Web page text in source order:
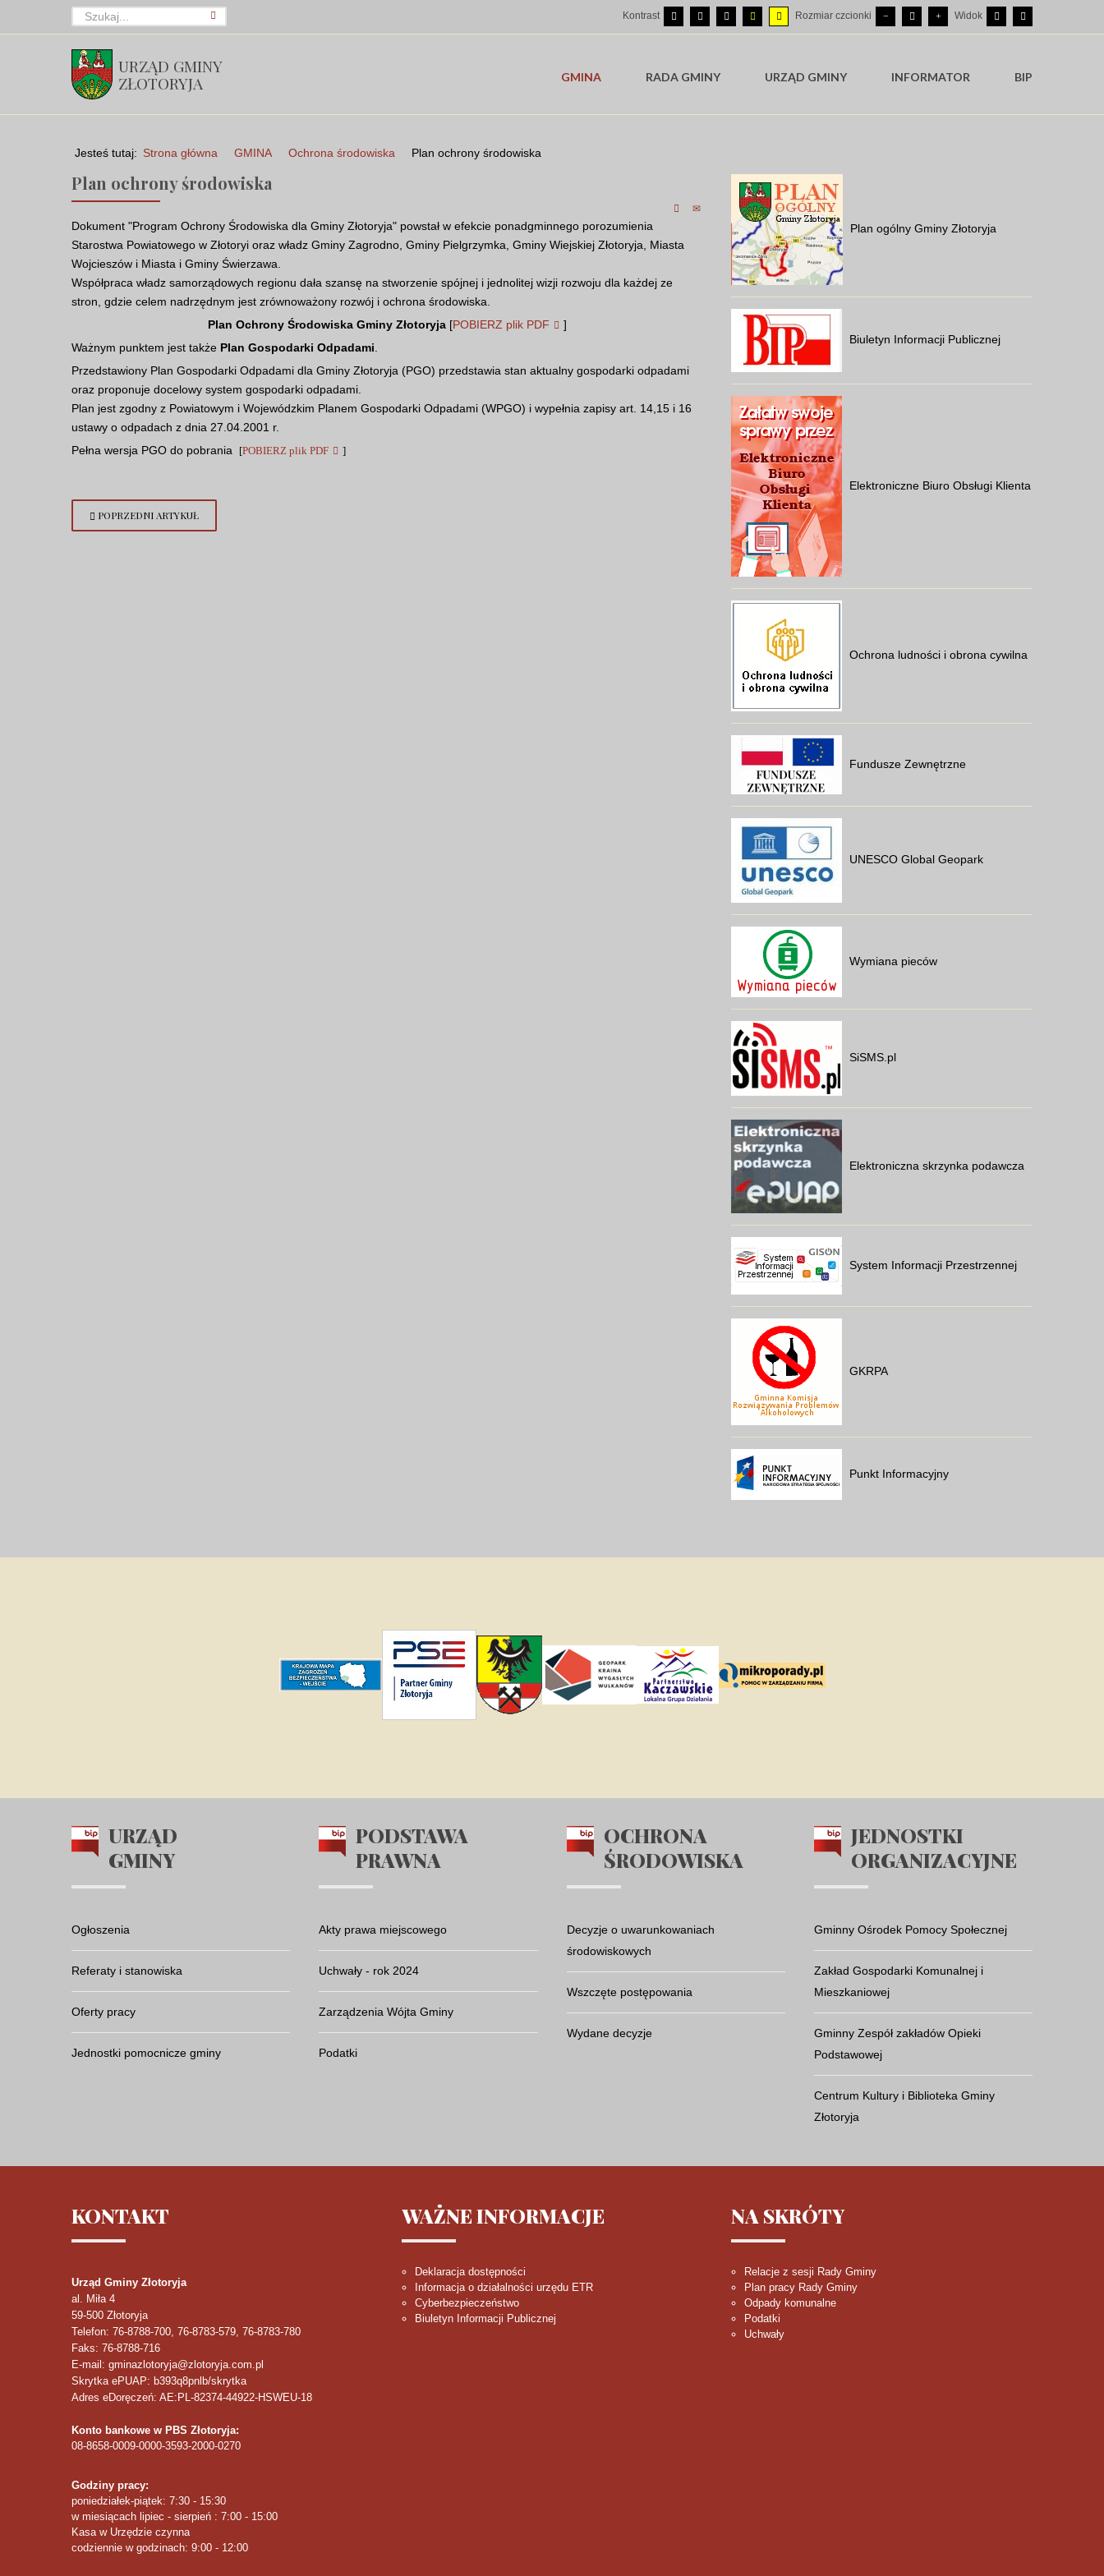
Kontrast Rozmiar czcionki Widok
URZĄD GMINY
ZŁOTORYJA
GMINA RADA GMINY URZĄD GMINY INFORMATOR BIP
Jesteś tutaj: Strona główna GMINA Ochrona środowiska Plan ochrony środowiska
Plan ochrony środowiska
Dokument "Program Ochrony Środowiska dla Gminy Złotoryja" powstał w efekcie ponadgminnego porozumienia
Starostwa Powiatowego w Złotoryi oraz władz Gminy Zagrodno, Gminy Pielgrzymka, Gminy Wiejskiej Złotoryja, Miasta
Wojcieszów i Miasta i Gminy Świerzawa.
Współpraca władz samorządowych regionu dała szansę na stworzenie spójnej i jednolitej wizji rozwoju dla każdej ze
stron, gdzie celem nadrzędnym jest zrównoważony rozwój i ochrona środowiska.
Plan Ochrony Środowiska Gminy Złotoryja[POBIERZ plik PDF
]
Ważnym punktem jest także Plan Gospodarki Odpadami
Przedstawiony Plan Gospodarki Odpadami dla Gminy Złotoryja (PGO) przedstawia stan aktualny gospodarki odpadami
oraz proponuje docelowy system gospodarki odpadami.
Plan jest zgodny z Powiatowym i Wojewódzkim Planem Gospodarki Odpadami (WPGO) i wypełnia zapisy art. 14,15 i 16
ustawy o odpadach z dnia 27.04.2001 r.
Pełna wersja PGO do pobrania [POBIERZ plik PDF ]
POPRZEDNI ARTYKUŁ
Plan ogólny Gminy Złotoryja
Biuletyn Informacji Publicznej
Elektroniczne Biuro Obsługi Klienta
Ochrona ludności i obrona cywilna
Fundusze Zewnętrzne
UNESCO Global Geopark
Wymiana pieców
SiSMS.pl
Elektroniczna skrzynka podawcza
System Informacji Przestrzennej
GKRPA
Punkt Informacyjny
URZĄD
GMINY
Ogłoszenia
Referaty i stanowiska
Oferty pracy
Jednostki pomocnicze gminy
PODSTAWA
PRAWNA
Akty prawa miejscowego
Uchwały - rok 2024
Zarządzenia Wójta Gminy
Podatki
OCHRONA
ŚRODOWISKA
Decyzje o uwarunkowaniach
środowiskowych
Wszczęte postępowania
Wydane decyzje
JEDNOSTKI
ORGANIZACYJNE
Gminny Ośrodek Pomocy Społecznej
Zakład Gospodarki Komunalnej i
Mieszkaniowej
Gminny Zespół zakładów Opieki
Podstawowej
Centrum Kultury i Biblioteka Gminy
Złotoryja
KONTAKT
Urząd Gminy Złotoryja
al. Miła 4
59-500 Złotoryja
Telefon: 76-8788-700, 76-8783-579, 76-8783-780
Faks: 76-8788-716
E-mail: gminazlotoryja@zlotoryja.com.pl
Skrytka ePUAP: b393q8pnlb/skrytka
Adres eDoręczeń: AE:PL-82374-44922-HSWEU-18
Konto bankowe w PBS Złotoryja:
08-8658-0009-0000-3593-2000-0270
Godziny pracy:
poniedziałek-piątek: 7:30 - 15:30
w miesiącach lipiec - sierpień : 7:00 - 15:00
Kasa w Urzędzie czynna
codziennie w godzinach: 9:00 - 12:00
WAŻNEINFORMACJE
Deklaracja dostępności
Informacja o działalności urzędu ETR
Cyberbezpieczeństwo
Biuletyn Informacji Publicznej
NA SKRÓTY
Relacje z sesji Rady Gminy
Plan pracy Rady Gminy
Odpady komunalne
Podatki
Uchwały